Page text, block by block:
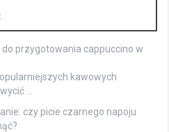
do przygotowania cappuccino w
kawowych
…
czy picie czarnego napoju